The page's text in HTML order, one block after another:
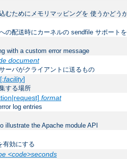
むためにメモリマッピングを 使うかどう
の配送時にカーネルの sendfile サポート
with a custom error message
document
ーバがクライアントに送るもの
facility]
する場所
format
log entries
illustrate the Apache module API
有効にする
<code>seconds